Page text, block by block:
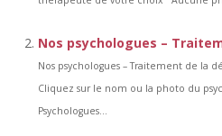
Nos psychologues –
Nos psychologues – Traitement de la
Cliquez sur le nom ou la photo du
Psychologues...